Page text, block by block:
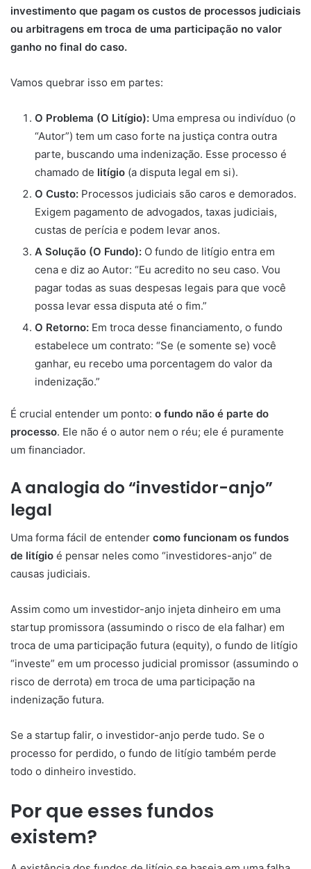
investimento que pagam os custos de processos judiciais
ou arbitragens em troca de uma participação no valor
ganho no final do caso.
Vamos quebrar isso em partes:
O Problema (O Litígio): Uma empresa ou indivíduo (o
“Autor”) tem um caso forte na justiça contra outra
parte, buscando uma indenização. Esse processo é
chamado de litígio (a disputa legal em si).
O Custo: Processos judiciais são caros e demorados.
Exigem pagamento de advogados, taxas judiciais,
custas de perícia e podem levar anos.
A Solução (O Fundo): O fundo de litígio entra em
cena e diz ao Autor: “Eu acredito no seu caso. Vou
pagar todas as suas despesas legais para que você
possa levar essa disputa até o fim.”
O Retorno: Em troca desse financiamento, o fundo
estabelece um contrato: “Se (e somente se) você
ganhar, eu recebo uma porcentagem do valor da
indenização.”
É crucial entender um ponto: o fundo não é parte do
processo. Ele não é o autor nem o réu; ele é puramente
um financiador.
A analogia do “investidor-anjo”
legal
Uma forma fácil de entender como funcionam os fundos
de litígio é pensar neles como “investidores-anjo” de
causas judiciais.
Assim como um investidor-anjo injeta dinheiro em uma
startup promissora (assumindo o risco de ela falhar) em
troca de uma participação futura (equity), o fundo de litígio
“investe” em um processo judicial promissor (assumindo o
risco de derrota) em troca de uma participação na
indenização futura.
Se a startup falir, o investidor-anjo perde tudo. Se o
processo for perdido, o fundo de litígio também perde
todo o dinheiro investido.
Por que esses fundos
existem?